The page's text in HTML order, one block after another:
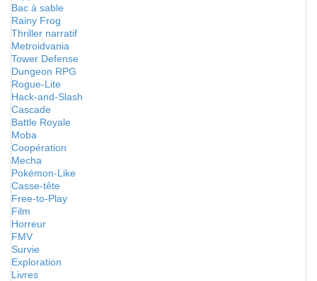
Bac à sable
Rainy Frog
Thriller narratif
Metroidvania
Tower Defense
Dungeon RPG
Rogue-Lite
Hack-and-Slash
Cascade
Battle Royale
Moba
Coopération
Mecha
Pokémon-Like
Casse-tête
Free-to-Play
Film
Horreur
FMV
Survie
Exploration
Livres